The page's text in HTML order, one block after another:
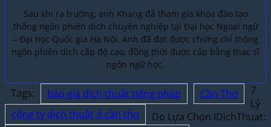
Sau khi ra trường, anh Khang đã tham gia khóa đào tạo
thông ngôn phiên dịch chuyên nghiệp tại Đại học Ngoại ngữ
– Đại học Quốc gia Hà Nội. Anh đã đạt được chứng chỉ thông
ngôn phiên dịch cấp độ cao, đồng thời được cấp bằng thạc sĩ
ngôn ngữ học.
Tags: báo giá dịch thuật tiếng pháp
Cần Thơ
công ty dịch thuật ở cần thơ
7
Lý
Do Lựa Chọn IDichThuat: